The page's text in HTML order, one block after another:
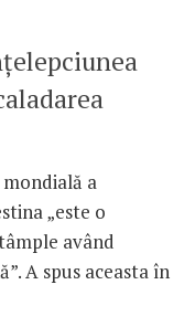
mondială a
„este o
având
A spus aceasta în